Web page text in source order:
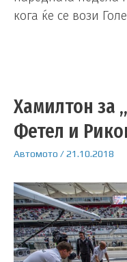
кога ќе се вози
Хамилтон за
Фетел и
Автомото /21.10.2018